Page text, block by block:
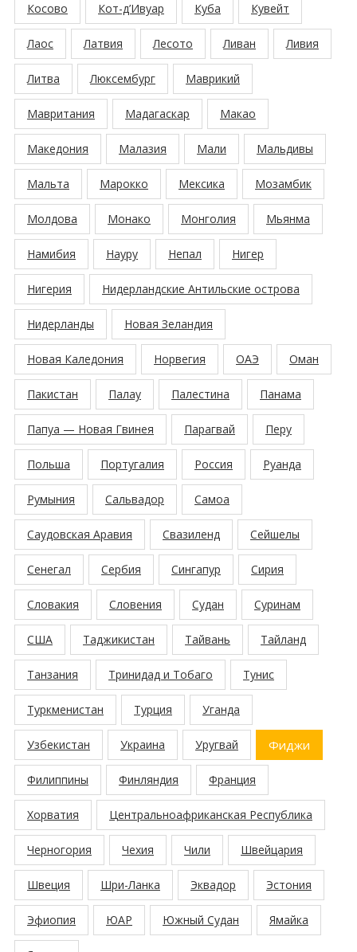
Косово Кот-д’Ивуар Куба Кувейт
Лаос Латвия Лесото Ливан Ливия
Литва Люксембург Маврикий
Мавритания Мадагаскар Макао
Македония Малазия Мали Мальдивы
Мальта Марокко Мексика Мозамбик
Молдова Монако Монголия Мьянма
Намибия Науру Непал Нигер
Нигерия Нидерландские Антильские острова
Нидерланды Новая Зеландия
Новая Каледония Норвегия ОАЭ Оман
Пакистан Палау Палестина Панама
Папуа — Новая Гвинея Парагвай Перу
Польша Португалия Россия Руанда
Румыния Сальвадор Самоа
Саудовская Аравия Свазиленд Сейшелы
Сенегал Сербия Сингапур Сирия
Словакия Словения Судан Суринам
США Таджикистан Тайвань Тайланд
Танзания Тринидад и Тобаго Тунис
Туркменистан Турция Уганда
Узбекистан Украина Уругвай Фиджи
Филиппины Финляндия Франция
Хорватия Центральноафриканская Республика
Черногория Чехия Чили Швейцария
Швеция Шри-Ланка Эквадор Эстония
Эфиопия ЮАР Южный Судан Ямайка